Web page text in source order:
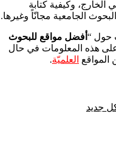
الخارج، وكيفية كتابة
الجامعية مجانّاً وغيرها.
حول “ أفضل مواقع للبحوث
هذه المعلومات في حال
العلميّة.
جديد